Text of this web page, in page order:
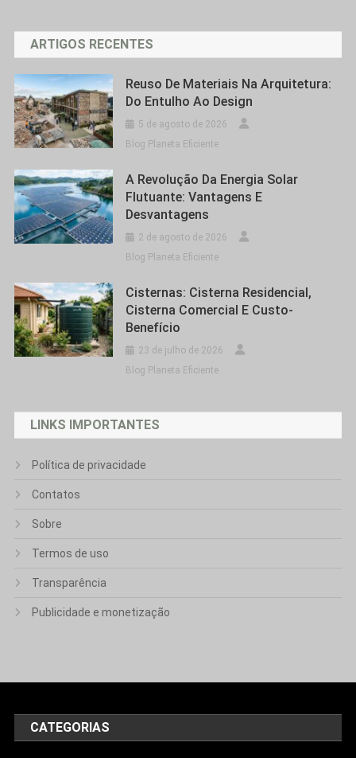
ARTIGOS RECENTES
Reuso De Materiais Na Arquitetura:
Do Entulho Ao Design
5 de agosto de 2026
Blog Planeta Eficiente
A Revolução Da Energia Solar
Flutuante: Vantagens E
Desvantagens
2 de agosto de 2026
Blog Planeta Eficiente
Cisternas: Cisterna Residencial,
Cisterna Comercial E Custo-
Benefício
23 de julho de 2026
Blog Planeta Eficiente
LINKS IMPORTANTES
Política de privacidade
Contatos
Sobre
Termos de uso
Transparência
Publicidade e monetização
CATEGORIAS